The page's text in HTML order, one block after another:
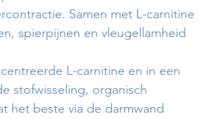
Samen met L-carnitine
spierpijnen en vleugellamheid
L-carnitine en in een
stofwisseling, organisch
het beste via de darmwand